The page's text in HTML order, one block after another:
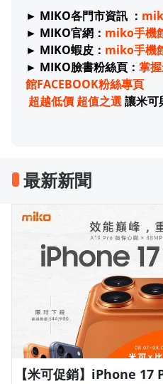
► MIKO各門市資訊 ：
► MIKO官網： miko手機
► MIKO蝦皮： miko手機
► MIKO臉書粉絲頁： 掌
館FACEBOOK粉絲專頁
超越低價 超值之選讓米可
最新新聞
【米可促銷】iPhone 17